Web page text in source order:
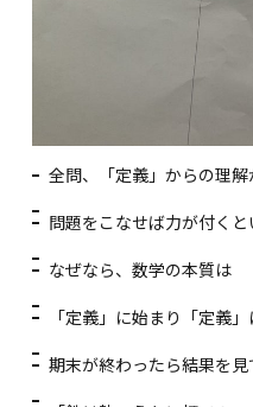
全問、「定義」からの理解
問題をこなせば力が付くと
なぜなら、数学の本質は
「定義」に始まり「定義
期末が終わったら結果を見